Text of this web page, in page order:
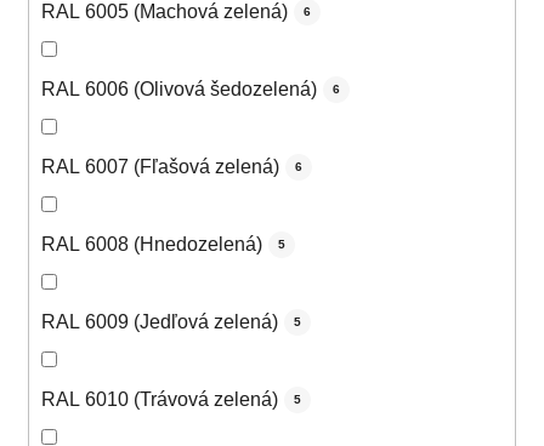
RAL 6005 (Machová zelená) 6
RAL 6006 (Olivová šedozelená) 6
RAL 6007 (Fľašová zelená) 6
RAL 6008 (Hnedozelená) 5
RAL 6009 (Jedľová zelená) 5
RAL 6010 (Trávová zelená) 5